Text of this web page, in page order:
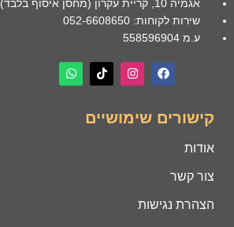
אגמיה 10, קריית עקרון (מחסן איסוף בלבד)
שירות לקוחות: 052-6608650
ע.מ 558596904
קישורים שימושיים
אודות
צור קשר
הצהרת נגישות